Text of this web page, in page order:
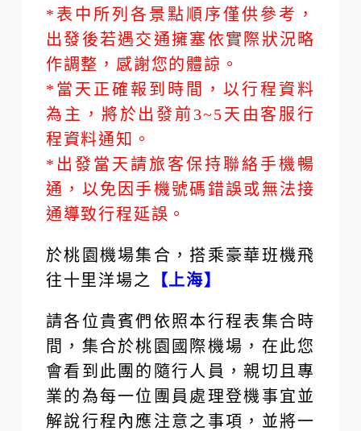
*表中所列各景點順序僅供參考，
出發後若遇交通擁塞依實際狀況略
作調整，感謝您的體諒。
*當天正確報到時間，以行程資料
為主，將於出發前3~5天由客服行
程資料通知。
*出發當天請旅客保持聯絡手機暢
通，以免因手機號碼錯誤或無法接
通導致行程延誤。
於桃園機場集合，搭乘豪華班機飛
往十里洋場之
【上海】
請各位貴賓們依照本行程表集合時
間，集合於桃園國際機場，在此您
會看到此團的隨行人員，親切且專
業的為每一位團員處理登機事宜並
解說行程內應注意之事項，並將一